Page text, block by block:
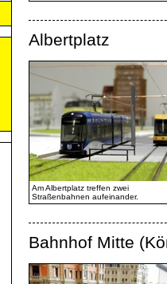
Albertplatz
Am Albertplatz treffen zwei
Straßenbahnen aufeinander.
Bahnhof Mitte